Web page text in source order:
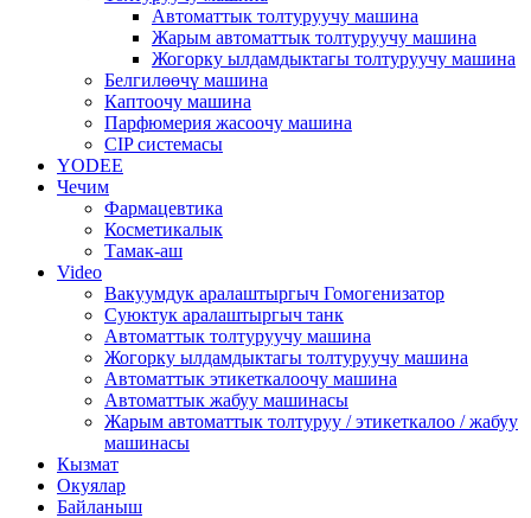
Автоматтык толтуруучу машина
Жарым автоматтык толтуруучу машина
Жогорку ылдамдыктагы толтуруучу машина
Белгилөөчү машина
Каптоочу машина
Парфюмерия жасоочу машина
CIP системасы
YODEE
Чечим
Фармацевтика
Косметикалык
Тамак-аш
Video
Вакуумдук аралаштыргыч Гомогенизатор
Суюктук аралаштыргыч танк
Автоматтык толтуруучу машина
Жогорку ылдамдыктагы толтуруучу машина
Автоматтык этикеткалоочу машина
Автоматтык жабуу машинасы
Жарым автоматтык толтуруу / этикеткалоо / жабуу
машинасы
Кызмат
Окуялар
Байланыш